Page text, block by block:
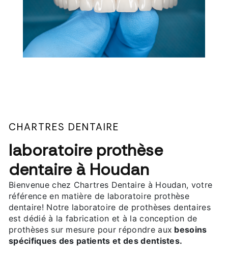
CHARTRES DENTAIRE
laboratoire prothèse
dentaire à Houdan
Bienvenue chez Chartres Dentaire à Houdan, votre
référence en matière de laboratoire prothèse
dentaire! Notre laboratoire de prothèses dentaires
est dédié à la fabrication et à la conception de
prothèses sur mesure pour répondre aux besoins
spécifiques des patients et des dentistes.